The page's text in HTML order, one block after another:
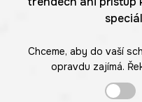
Chceme, aby do vaší
opravdu zajímá.